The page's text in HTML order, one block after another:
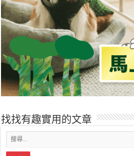
找找有趣實用的文章